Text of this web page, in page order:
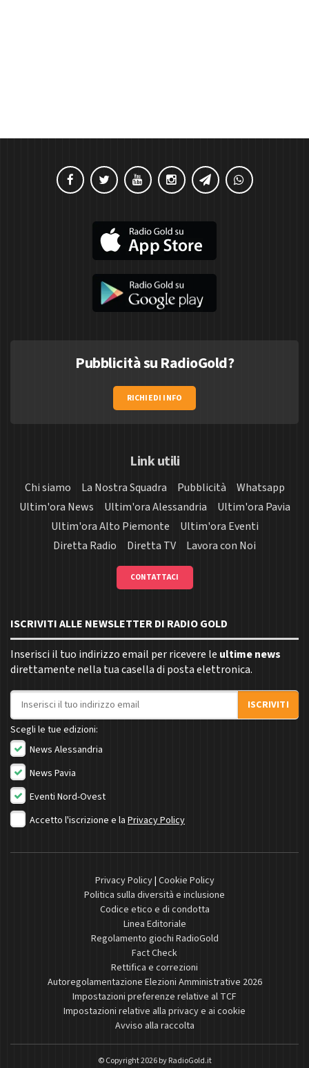
Pubblicità su RadioGold?
RICHIEDI INFO
Link utili
Chi siamo La Nostra Squadra Pubblicità
Whatsapp
Ultim'ora News
Ultim'ora Alessandria
Ultim'ora Pavia
Ultim'ora Alto Piemonte
Ultim'ora Eventi
Diretta Radio
Diretta TV Lavora con Noi
CONTATTACI
ISCRIVITI ALLE NEWSLETTER DI RADIO GOLD
Inserisci il tuo indirizzo email per ricevere le ultime news
direttamente nella tua casella di posta elettronica.
Indirizzo email
ISCRIVITI
Scegli le tue edizioni:
News Alessandria
News Pavia
Eventi Nord-Ovest
Accetto l'iscrizione e la Privacy Policy
Privacy Policy| Cookie Policy
Politica sulla diversità e inclusione
Codice etico e di condotta
Linea Editoriale
Regolamento giochi RadioGold
Fact Check
Rettifica e correzioni
Autoregolamentazione Elezioni Amministrative 2026
Impostazioni preferenze relative al TCF
Impostazioni relative alla privacy e ai cookie
Avviso alla raccolta
© Copyright 2026 byRadioGold.it